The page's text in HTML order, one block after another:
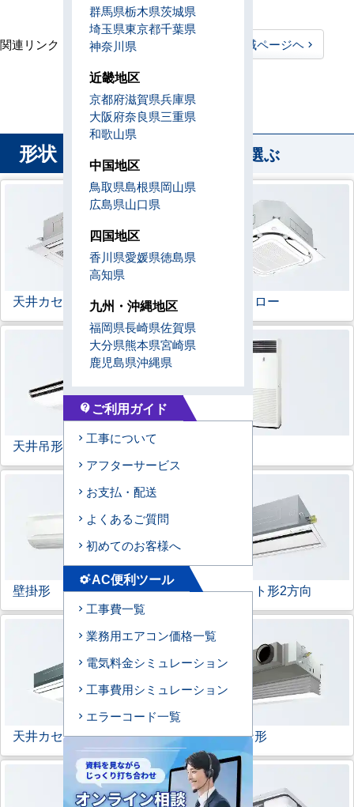
関連リンク： TOPページヘ
埼玉県全域ページヘ
埼玉県直工店所在地
形状 から業務用エアコンを選ぶ
天井カセット形 4方向 ラウンドフロー
天井吊形
壁掛形 天井カセット形2方向
天井カセット形1方向 ビルトイン形
群馬県栃木県茨城県
埼玉県東京都千葉県
神奈川県
近畿地区
京都府滋賀県兵庫県
大阪府奈良県三重県
和歌山県
中国地区
鳥取県島根県岡山県
広島県山口県
四国地区
香川県愛媛県徳島県
高知県
九州・沖縄地区
福岡県長崎県佐賀県
大分県熊本県宮崎県
鹿児島県沖縄県
contact_support ご利用ガイド
工事について
アフターサービス
お支払・配送
よくあるご質問
初めてのお客様へ
settings_suggestAC便利ツール
工事費一覧
業務用エアコン価格一覧
電気料金シミュレーション
工事費用シミュレーション
エラーコード一覧